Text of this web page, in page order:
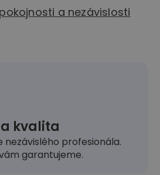
a nezávislosti
kvalita
nezávislého profesionála.
garantujeme.